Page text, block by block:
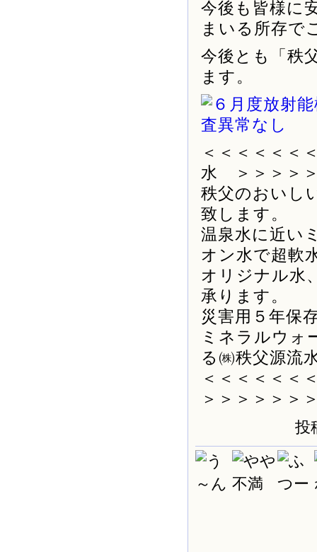
今後も皆様に
まいる所存で
今後とも「秩
ます。
＜＜＜＜＜
水 ＞＞＞＞
秩父のおいし
致します。
温泉水に近い
オン水で超軟
オリジナル水
承ります。
災害用５年保
ミネラルウォ
る㈱秩父源流
＜＜＜＜＜＜
＞＞＞＞＞＞
投